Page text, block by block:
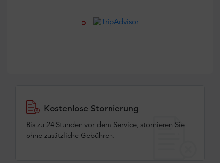
Kostenlose Stornierung
Bis zu 24 Stunden vor dem Service, stornieren Sie
ohne zusätzliche Gebühren.